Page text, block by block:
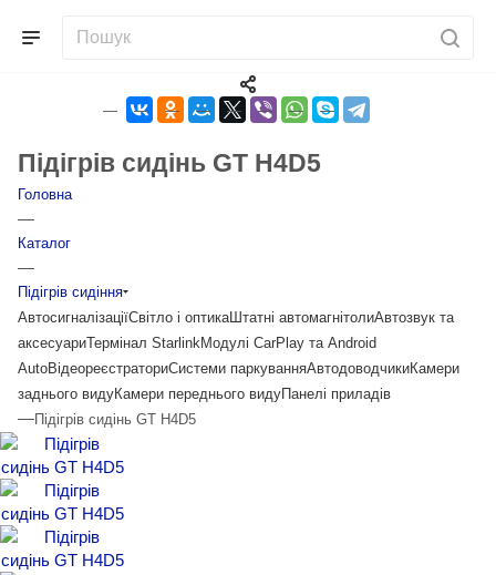
Підігрів сидінь GT H4D5
Головна
—
Каталог
—
Підігрів сидіння
АвтосигналізаціїСвітло і оптикаШтатні автомагнітолиАвтозвук та
аксесуариТермінал StarlinkМодулі CarPlay та Android
AutoВідеореєстраториСистеми паркуванняАвтодоводчикиКамери
заднього видуКамери переднього видуПанелі приладів
—Підігрів сидінь GT H4D5